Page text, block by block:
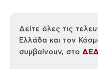
Δείτε όλες τις
Ελλάδα και τον
συμβαίνουν, στο